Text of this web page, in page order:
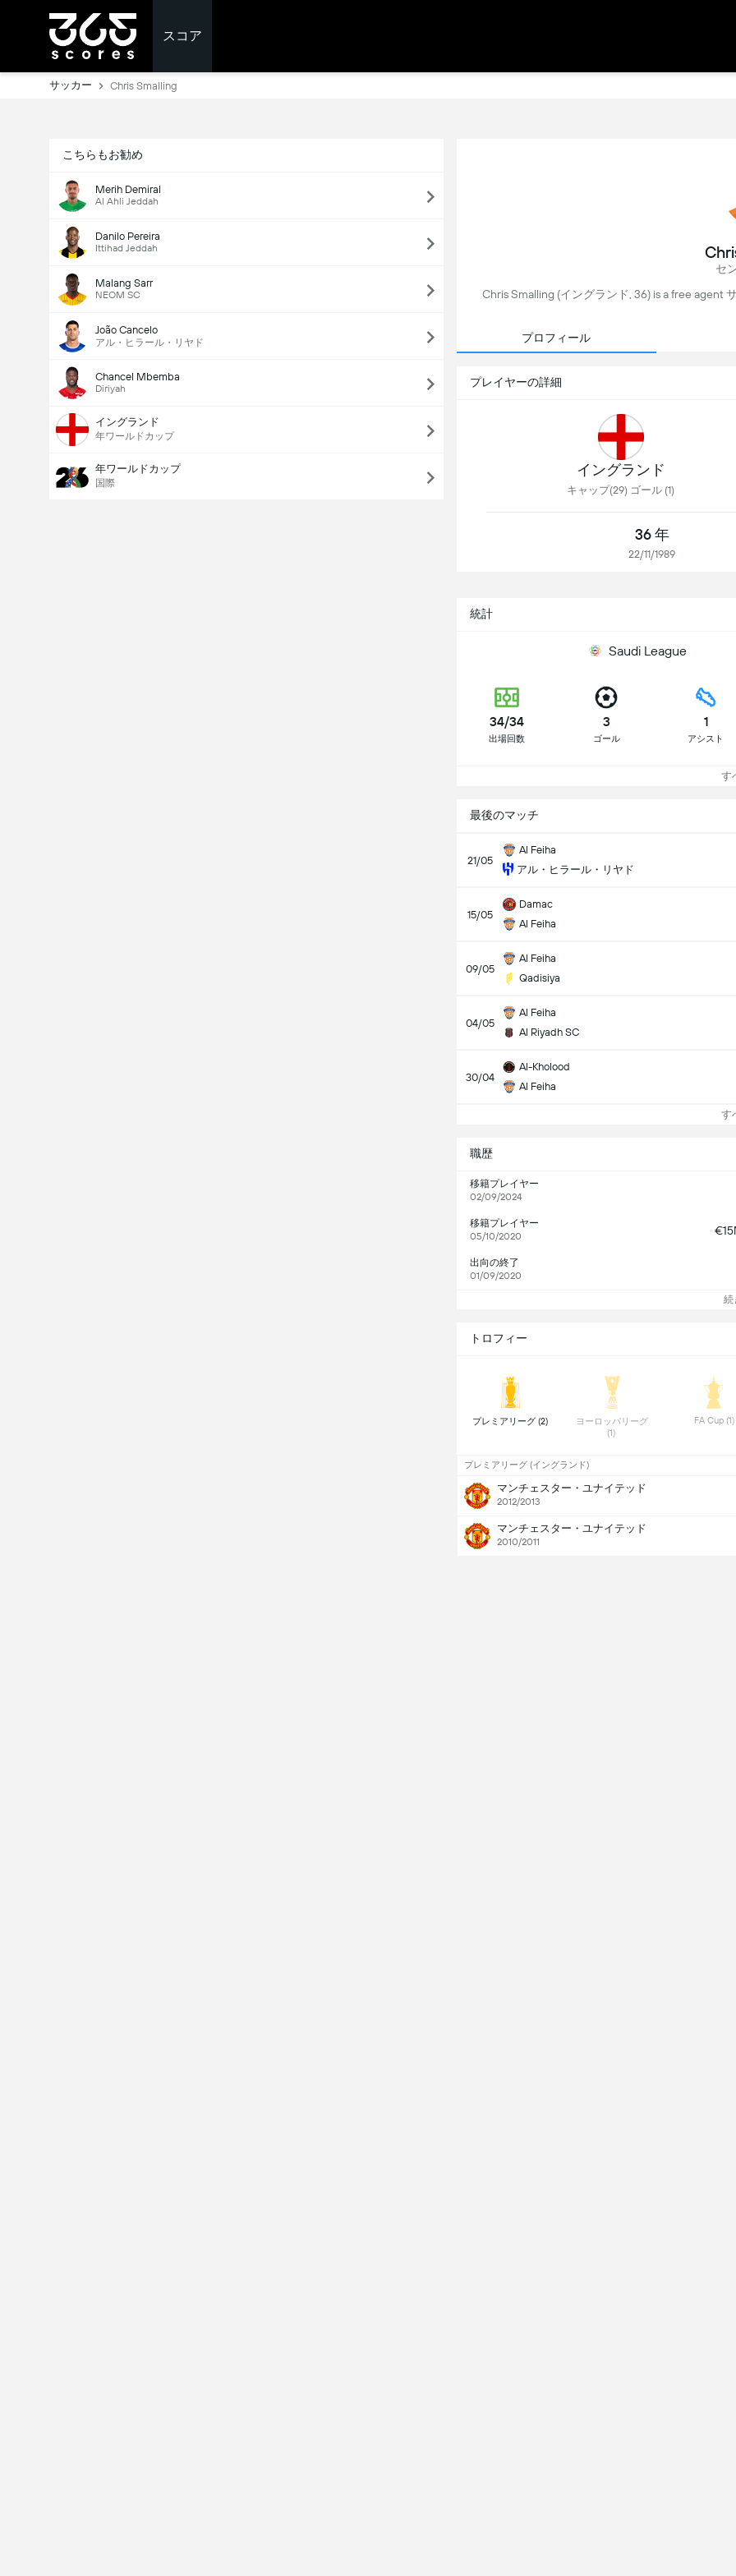
スコア
サッカー Chris Smalling
こちらもお勧め
Merih Demiral
Al Ahli Jeddah
Danilo Pereira
Ittihad Jeddah
Malang Sarr
NEOM SC
João Cancelo
アル・ヒラール・リヤド
Chancel Mbemba
Diriyah
イングランド
年ワールドカップ
年ワールドカップ
国際
セ
Chris Smalling (イングランド, 36) is a free agent
プロフィール
プレイヤーの詳細
イングランド
キャップ(29) ゴール (1)
36 年
22/11/1989
統計
Saudi League
34/34
出場回数
3
ゴール
1
アシスト
す
最後のマッチ
21/05
Al Feiha
アル・ヒラール・リヤド
15/05
Damac
Al Feiha
09/05
Al Feiha
Qadisiya
04/05
Al Feiha
Al Riyadh SC
30/04
Al-Kholood
Al Feiha
す
職歴
移籍プレイヤー
02/09/2024
移籍プレイヤー
05/10/2020
出向の終了
01/09/2020
続
トロフィー
ヨーロッパリーグ
(1)
FA Cup (1)
プレミアリーグ (イングランド)
マンチェスター・ユナイテッド
2012/2013
マンチェスター・ユナイテッド
2010/2011